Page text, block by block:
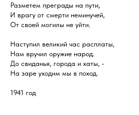
Разметем преграды на пути,
И врагу от смерти неминучей,
От своей могилы не уйти.
Наступил великий час расплаты,
Нам вручил оружие народ.
До свиданья, города и хаты, -
На заре уходим мы в поход.
1941 год